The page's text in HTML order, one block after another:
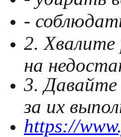
-
2. Хвалите
на
3.
за их
https://